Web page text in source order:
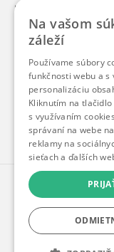
Náš príbeh
Kontakt
Kariéra
Blog
Pre médiá
Pre partnerov
© 2010 – 2026
vyhradené.
Ochrana
Ak hľadáte
Na vašom
záleží
Používame súbory
funkčnosti webu a s
personalizáciu
Kliknutím na tlačidlo
s využívaním
správaní na webe
reklamy na
sieťach a ďalších